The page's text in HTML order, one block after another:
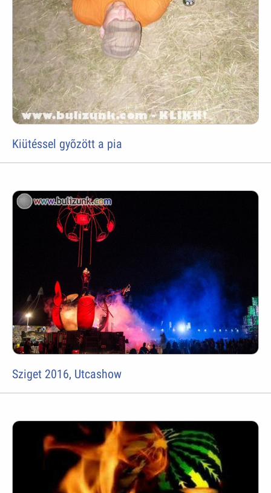
Kiütéssel gyõzött a pia
Sziget 2016, Utcashow